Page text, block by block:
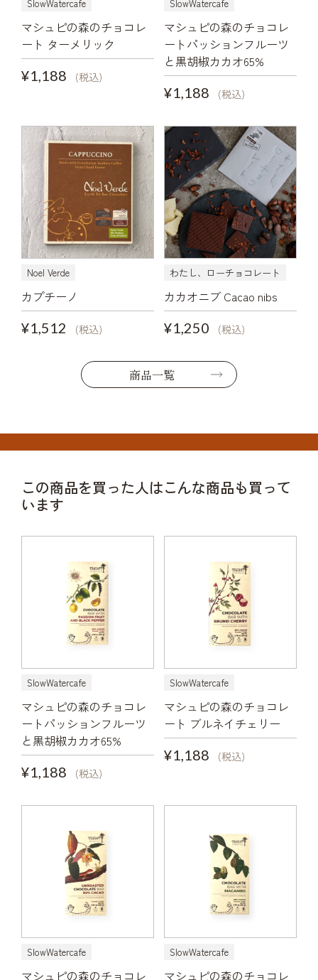
SlowWatercafe
マシュピの森のチョコレ
ート ターメリック
¥1,188
(税込)
SlowWatercafe
マシュピの森のチョコレ
ートパッションフルーツ
と黒胡椒カカオ65%
¥1,188
(税込)
Noel Verde
カプチーノ
¥1,512
(税込)
わたし、ローチョコレート
カカオニブ Cacao nibs
¥1,250
(税込)
商品一覧
この商品を買った人はこんな商品も買って
います
SlowWatercafe
マシュピの森のチョコレ
ートパッションフルーツ
と黒胡椒カカオ65%
¥1,188
(税込)
SlowWatercafe
マシュピの森のチョコレ
ート ブルネイチェリー
¥1,188
(税込)
SlowWatercafe
マシュピの森のチョコレ
SlowWatercafe
マシュピの森のチョコレ